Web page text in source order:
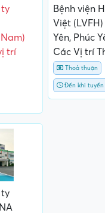
ty
trí
Bệnh viện
Việt
Yên, Phúc
Các Vị trí
Thoả thuận
Đến khi tuyển
ty